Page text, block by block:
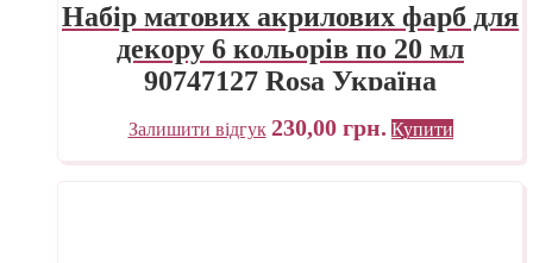
Набір матових акрилових фарб для
декору 6 кольорів по 20 мл
90747127 Rosa Україна
Залишити відгук 230,00 грн. Купити